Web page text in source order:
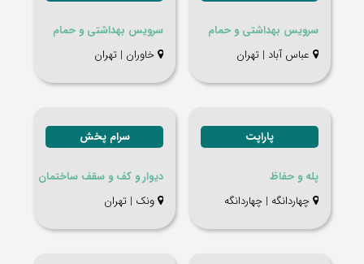
سرویس بهداشتی و حمام
عباس آباد | تهران
سرویس بهداشتی و حمام
خاوران | تهران
پاراپت
پله و حفاظ
چهاردانگه | چهاردانگه
سرام پخش
دیوار و کف و سقف ساختمان
ونک | تهران